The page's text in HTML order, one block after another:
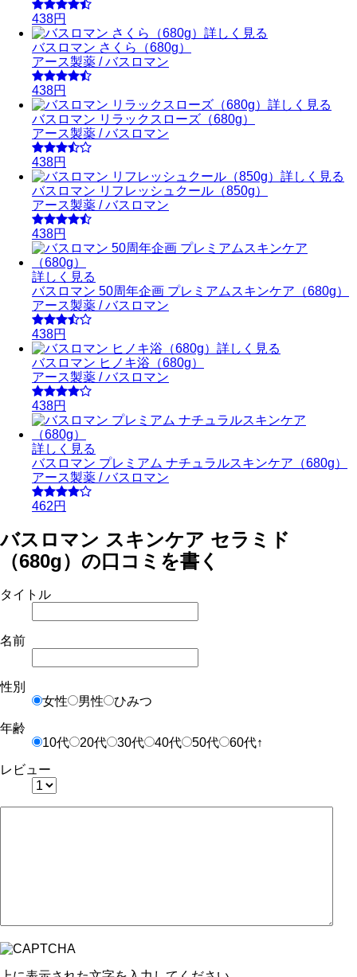
438円
詳しく見る
バスロマン さくら（680g）
アース製薬 / バスロマン
438円
詳しく見る
バスロマン リラックスローズ（680g）
アース製薬 / バスロマン
438円
詳しく見る
バスロマン リフレッシュクール（850g）
アース製薬 / バスロマン
438円
詳しく見る
バスロマン 50周年企画 プレミアムスキンケア（680g）
アース製薬 / バスロマン
438円
詳しく見る
バスロマン ヒノキ浴（680g）
アース製薬 / バスロマン
438円
詳しく見る
バスロマン プレミアム ナチュラルスキンケア（680g）
アース製薬 / バスロマン
462円
バスロマン スキンケア セラミド
（680g）の口コミを書く
タイトル
名前
性別
女性
男性
ひみつ
年齢
10代
20代 30代 40代 50代
60代↑
レビュー